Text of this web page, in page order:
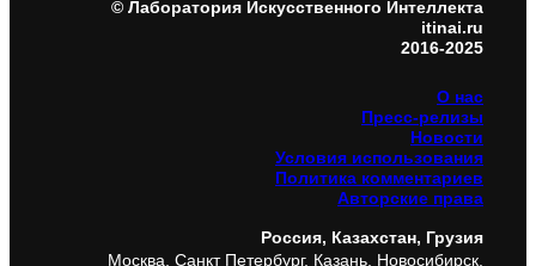
© Лаборатория Искусственного Интеллекта
itinai.ru
2016-2025
О нас
Пресс-релизы
Новости
Условия использования
Политика комментариев
Авторские права
Россия, Казахстан, Грузия
Москва, Санкт Петербург, Казань, Новосибирск,